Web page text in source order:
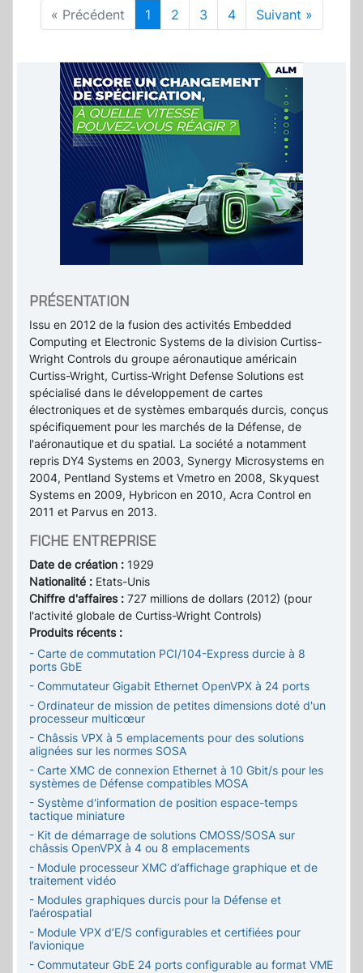
« Précédent 1 2 3 4 Suivant »
PRÉSENTATION
Issu en 2012 de la fusion des activités Embedded
Computing et Electronic Systems de la division Curtiss-
Wright Controls du groupe aéronautique américain
Curtiss-Wright, Curtiss-Wright Defense Solutions est
spécialisé dans le développement de cartes
électroniques et de systèmes embarqués durcis, conçus
spécifiquement pour les marchés de la Défense, de
l'aéronautique et du spatial. La société a notamment
repris DY4 Systems en 2003, Synergy Microsystems en
2004, Pentland Systems et Vmetro en 2008, Skyquest
Systems en 2009, Hybricon en 2010, Acra Control en
2011 et Parvus en 2013.
FICHE ENTREPRISE
Date de création : 1929
Nationalité : Etats-Unis
Chiffre d'affaires : 727 millions de dollars (2012) (pour
l'activité globale de Curtiss-Wright Controls)
Produits récents :
- Carte de commutation PCI/104-Express durcie à 8
ports GbE
- Commutateur Gigabit Ethernet OpenVPX à 24 ports
- Ordinateur de mission de petites dimensions doté d'un
processeur multicœur
- Châssis VPX à 5 emplacements pour des solutions
alignées sur les normes SOSA
- Carte XMC de connexion Ethernet à 10 Gbit/s pour les
systèmes de Défense compatibles MOSA
- Système d'information de position espace-temps
tactique miniature
- Kit de démarrage de solutions CMOSS/SOSA sur
châssis OpenVPX à 4 ou 8 emplacements
- Module processeur XMC d’affichage graphique et de
traitement vidéo
- Modules graphiques durcis pour la Défense et
l’aérospatial
- Module VPX d’E/S configurables et certifiées pour
l’avionique
- Commutateur GbE 24 ports configurable au format VME